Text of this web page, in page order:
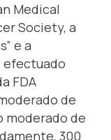
Medical
Society, a
e a
efectuado
FDA
de
moderado de
300